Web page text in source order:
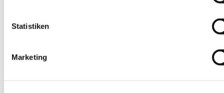
Statistiken
Marketing